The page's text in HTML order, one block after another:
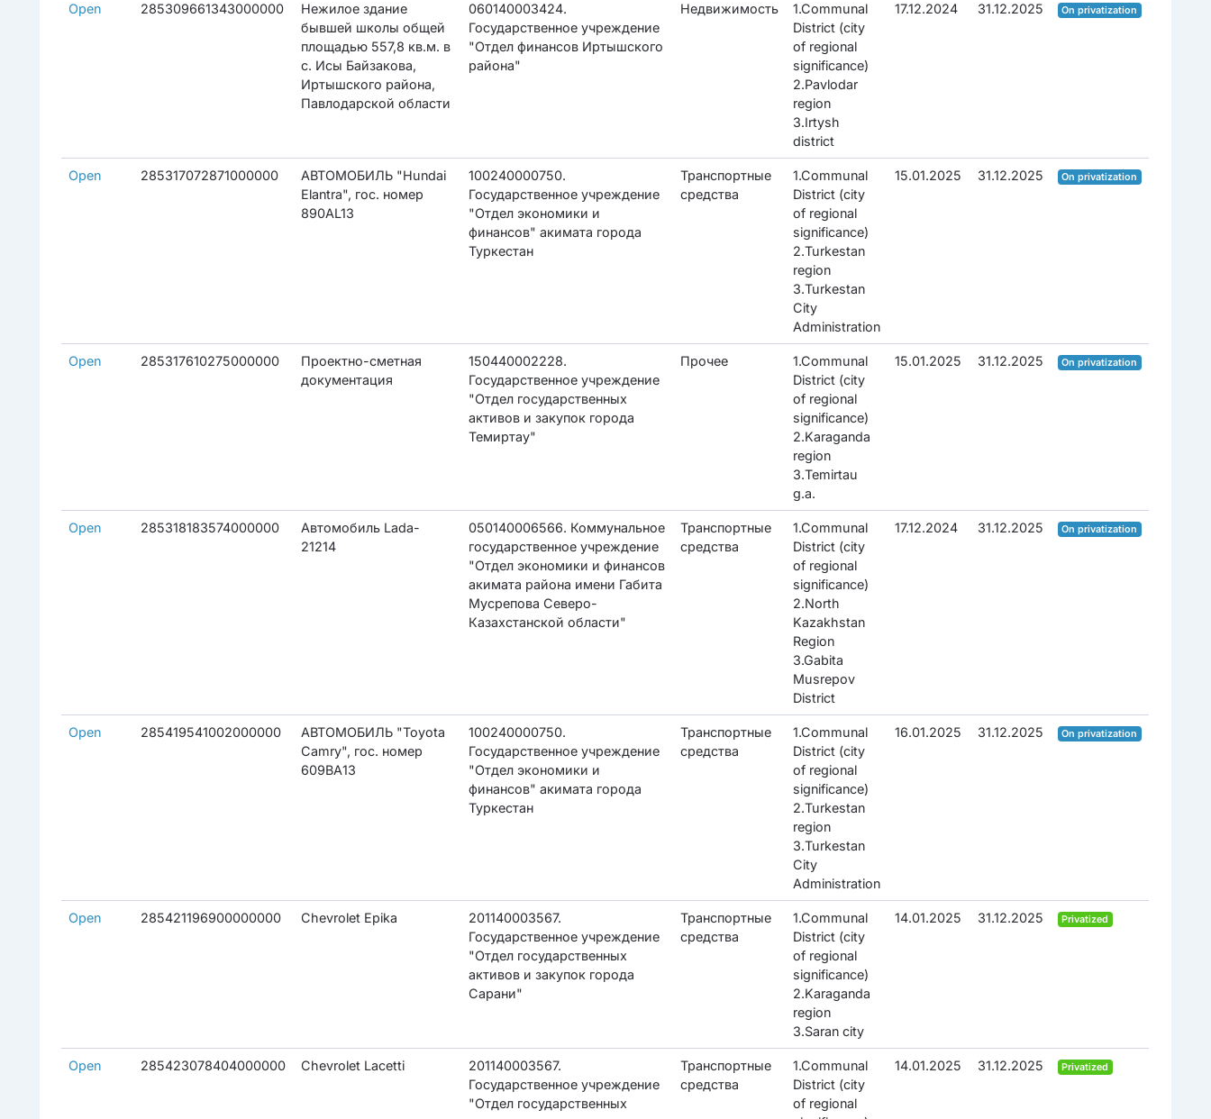
Open 285309661343000000
Нежилое здание
бывшей школы общей
площадью 557,8 кв.м. в
с. Исы Байзакова,
Иртышского района,
Павлодарской области
060140003424.
Государственное учреждение
"Отдел финансов Иртышского
района"
Недвижимость
1.Communal
District (city
of regional
significance)
2.Pavlodar
region
3.Irtysh
district
17.12.2024 31.12.2025 On privatization
Open 285317072871000000
АВТОМОБИЛЬ "Hundai
Elantra", гос. номер
890AL13
100240000750.
Государственное учреждение
"Отдел экономики и
финансов" акимата города
Туркестан
Транспортные
средства
1.Communal
District (city
of regional
significance)
2.Turkestan
region
3.Turkestan
City
Administration
15.01.2025 31.12.2025 On privatization
Open 285317610275000000
Проектно-сметная
документация
150440002228.
Государственное учреждение
"Отдел государственных
активов и закупок города
Темиртау"
Прочее
1.Communal
District (city
of regional
significance)
2.Karaganda
region
3.Temirtau
g.a.
15.01.2025 31.12.2025 On privatization
Open 285318183574000000
Автомобиль Lada-
21214
050140006566. Коммунальное
государственное учреждение
"Отдел экономики и финансов
акимата района имени Габита
Мусрепова Северо-
Казахстанской области"
Транспортные
средства
1.Communal
District (city
of regional
significance)
2.North
Kazakhstan
Region
3.Gabita
Musrepov
District
17.12.2024 31.12.2025 On privatization
Open 285419541002000000
АВТОМОБИЛЬ "Toyota
Camry", гос. номер
609BA13
100240000750.
Государственное учреждение
"Отдел экономики и
финансов" акимата города
Туркестан
Транспортные
средства
1.Communal
District (city
of regional
significance)
2.Turkestan
region
3.Turkestan
City
Administration
16.01.2025 31.12.2025 On privatization
Open 285421196900000000 Chevrolet Epika
201140003567.
Государственное учреждение
"Отдел государственных
активов и закупок города
Сарани"
Транспортные
средства
1.Communal
District (city
of regional
significance)
2.Karaganda
region
3.Saran city
14.01.2025 31.12.2025 Privatized
Open 285423078404000000 Chevrolet Lacetti
201140003567.
Государственное учреждение
"Отдел государственных
Транспортные
средства
1.Communal
District (city
of regional
14.01.2025 31.12.2025 Privatized